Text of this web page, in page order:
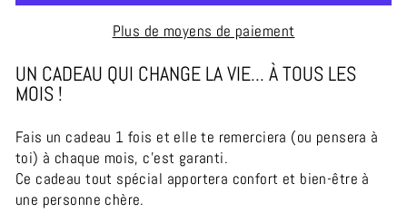
Plus de moyens de paiement
UN CADEAU QUI CHANGE LA VIE... À TOUS LES
MOIS !
Fais un cadeau 1 fois et elle te remerciera (ou pensera à
toi) à chaque mois, c’est garanti.
Ce cadeau tout spécial apportera confort et bien-être à
une personne chère.